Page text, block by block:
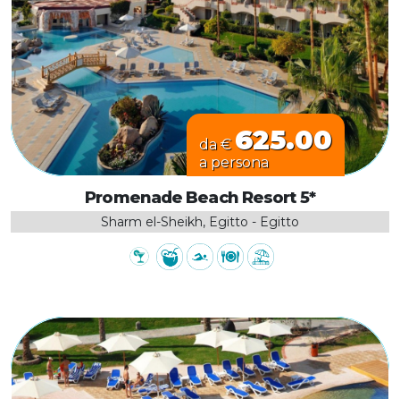
da € 625.00
a persona
Promenade Beach Resort 5*
Sharm el-Sheikh, Egitto - Egitto